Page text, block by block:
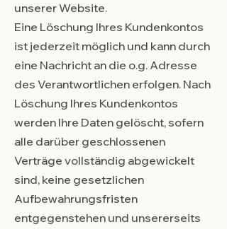
unserer Website.
Eine Löschung Ihres Kundenkontos
ist jederzeit möglich und kann durch
eine Nachricht an die o.g. Adresse
des Verantwortlichen erfolgen. Nach
Löschung Ihres Kundenkontos
werden Ihre Daten gelöscht, sofern
alle darüber geschlossenen
Verträge vollständig abgewickelt
sind, keine gesetzlichen
Aufbewahrungsfristen
entgegenstehen und unsererseits